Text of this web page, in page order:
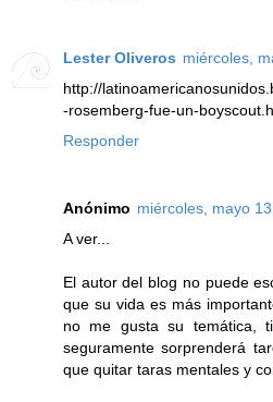
Lester Oliveros miércoles,
http://
-rosemberg-fue-un-
Responder
Anónimo miércoles, mayo
A ver...
El autor del blog no puede
que su vida es más
no me gusta su temática,
seguramente sorprenderá
que quitar taras mentales y